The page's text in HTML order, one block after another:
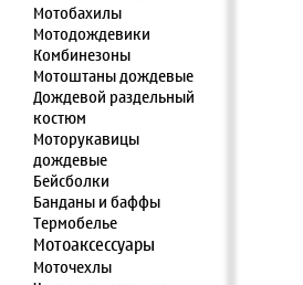
Мотобахилы
Мотодождевики
Комбинезоны
Мотоштаны дождевые
Дождевой раздельный
костюм
Моторукавицы
дождевые
Бейсболки
Банданы и баффы
Термобелье
Мотоаксессуары
Моточехлы